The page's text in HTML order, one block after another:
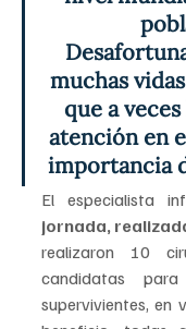
muchas
que a
atención en
importancia
El especialista
jornada,
realizaron 10
candidatas
supervivientes, en